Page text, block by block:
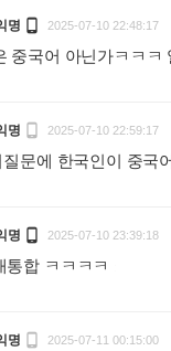
명  2025-07-10 22:48:17
중국어 아닌가ㅋㅋ
명  2025-07-10 22:59:17
문에 한국인이 중국
명  2025-07-10 23:39:18
통합 ㅋㅋㅋㅋ
명  2025-07-11 00:15:00